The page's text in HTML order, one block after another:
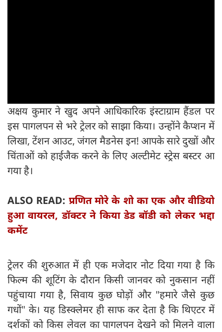
अक्षय कुमार ने खुद अपने आधिकारिक इंस्टाग्राम हैंडल पर
इस पागलपन से भरे ट्रेलर को साझा किया। उन्होंने कैप्शन में
लिखा, टेंशन आउट, जंगल मैडनेस इन! आपके सारे दुखों और
चिंताओं को हाईजैक करने के लिए अल्टीमेट स्ट्रेस बस्टर आ
गया है।
ALSO READ: प्रणित मोरे के शो का एक और वीडियो
हुआ वायरल, डॉक्टर ने किया डेड बॉडी को लेकर भद्दा
कमेंट
ट्रेलर की शुरुआत में ही एक मजेदार नोट दिया गया है कि
फिल्म की शूटिंग के दौरान किसी जानवर को नुकसान नहीं
पहुंचाया गया है, सिवाय कुछ घोड़ों और "हमारे जैसे कुछ
गधों" के। यह डिस्क्लेमर ही साफ कर देता है कि थिएटर में
दर्शकों को किस लेवल का पागलपन देखने को मिलने वाला